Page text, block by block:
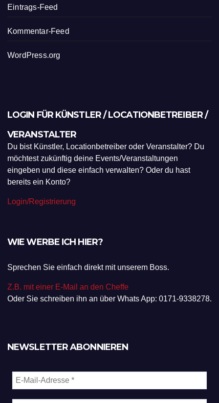
Eintrags-Feed
Kommentar-Feed
WordPress.org
LOGIN FÜR KÜNSTLER / LOCATIONBETREIBER /
VERANSTALTER
Du bist Künstler, Locationbetreiber oder Veranstalter? Du
möchtest zukünftig deine Events/Veranstaltungen
eingeben und diese einfach verwalten? Oder du hast
bereits ein Konto?
Login/Registrierung
WIE WERBE ICH HIER?
Sprechen Sie einfach direkt mit unserem Boss.
Z.B. mit einer E-Mail an den Cheffe
Oder Sie schreiben ihn an über Whats App: 0171-9338278.
NEWSLETTER ABONNIEREN